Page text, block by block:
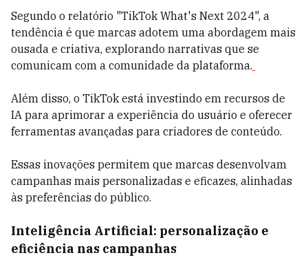
Segundo o relatório "TikTok What's Next 2024", a
tendência é que marcas adotem uma abordagem mais
ousada e criativa, explorando narrativas que se
comunicam com a comunidade da plataforma.
Além disso, o TikTok está investindo em recursos de
IA para aprimorar a experiência do usuário e oferecer
ferramentas avançadas para criadores de conteúdo.
Essas inovações permitem que marcas desenvolvam
campanhas mais personalizadas e eficazes, alinhadas
às preferências do público.
Inteligência Artificial: personalização e
eficiência nas campanhas